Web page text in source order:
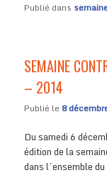
Publié dans
SEMAINE
– 2014
Publié le 8
Du samedi 6
édition de la
dans l’ensemble